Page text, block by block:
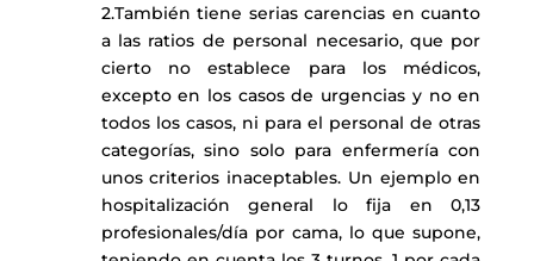
2.También tiene serias carencias en cuanto
a las ratios de personal necesario, que por
cierto no establece para los médicos,
excepto en los casos de urgencias y no en
todos los casos, ni para el personal de otras
categorías, sino solo para enfermería con
unos criterios inaceptables. Un ejemplo en
hospitalización general lo fija en 0,13
profesionales/día por cama, lo que supone,